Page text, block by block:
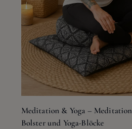
Meditation & Yoga –
Bolster und Yoga-Blöcke